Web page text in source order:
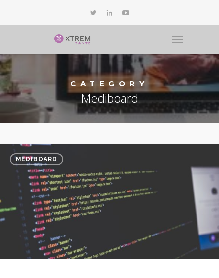
CATEGORY
Mediboard
MEDIBOARD